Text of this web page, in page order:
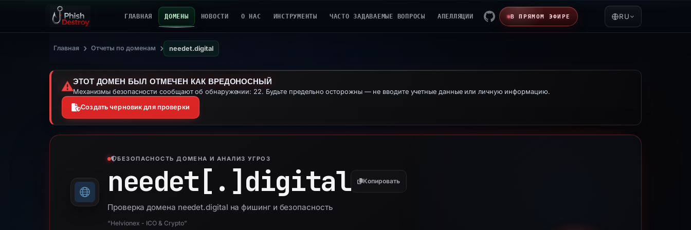
ГЛАВНАЯ ДОМЕНЫ НОВОСТИ О НАС ИНСТРУМЕНТЫ ЧАСТО ЗАДАВАЕМЫЕ ВОПРОСЫ АПЕЛЛЯЦИИ В ПРЯМОМ ЭФИРЕ RU
Главная › Отчеты по доменам › needet.digital
⚠️ЭТОТ ДОМЕН БЫЛ ОТМЕЧЕН КАК ВРЕДОНОСНЫЙ
Механизмы безопасности сообщают об обнаружении: 22. Будьте предельно осторожны — не вводите учетные данные или личную информацию.
Создать черновик для проверки
БЕЗОПАСНОСТЬ ДОМЕНА И АНАЛИЗ УГРОЗ
needet[.]digital Копировать
Проверка домена needet.digital на фишинг и безопасность
“Helvionex - ICO & Crypto”